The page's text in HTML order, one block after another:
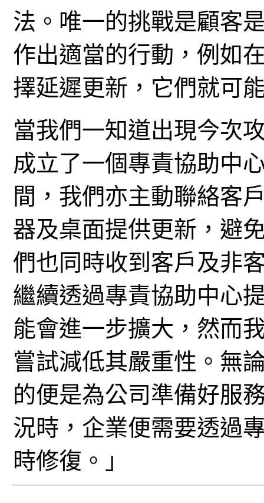
法。唯一的挑戰是顧客
作出適當的行動，例如
擇延遲更新，它們就可
當我們一知道出現今次
成立了一個專責協助中
間，我們亦主動聯絡客
器及桌面提供更新，避
們也同時收到客戶及非
繼續透過專責協助中心
能會進一步擴大，然而
嘗試減低其嚴重性。無
的便是為公司準備好服
況時，企業便需要透過
時修復。」